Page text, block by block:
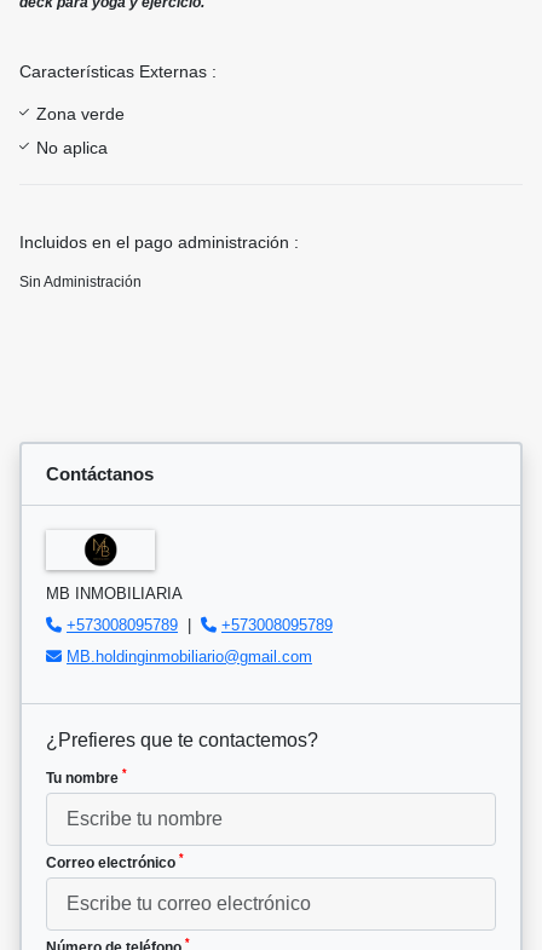
Características Externas :
Zona verde
No aplica
Incluidos en el pago administración :
Sin Administración
Contáctanos
MB INMOBILIARIA
+573008095789 |
+573008095789
MB.holdinginmobiliario@gmail.com
¿Prefieres que te contactemos?
Tu nombre *
Correo electrónico *
*